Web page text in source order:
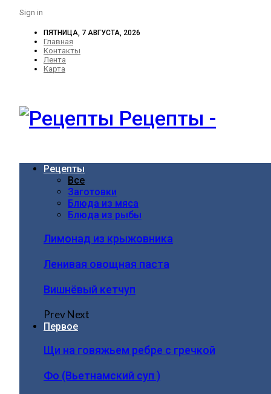
Sign in
ПЯТНИЦА, 7 АВГУСТА, 2026
Главная
Контакты
Лента
Карта
Рецепты -
Рецепты
Все
Заготовки
Блюда из мяса
Блюда из рыбы
Лимонад из крыжовника
Ленивая овощная паста
Вишнёвый кетчуп
PrevNext
Первое
Щи на говяжьем ребре с гречкой
Фо (Вьетнамский суп )